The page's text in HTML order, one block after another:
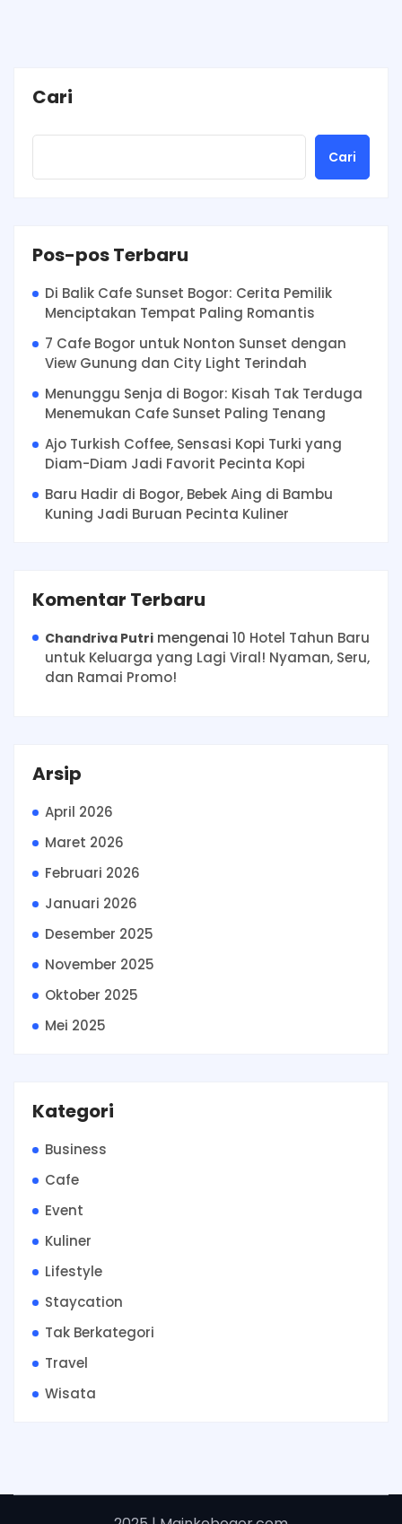
Cari
Cari
Pos-pos Terbaru
Di Balik Cafe Sunset Bogor: Cerita Pemilik
Menciptakan Tempat Paling Romantis
7 Cafe Bogor untuk Nonton Sunset dengan
View Gunung dan City Light Terindah
Menunggu Senja di Bogor: Kisah Tak Terduga
Menemukan Cafe Sunset Paling Tenang
Ajo Turkish Coffee, Sensasi Kopi Turki yang
Diam-Diam Jadi Favorit Pecinta Kopi
Baru Hadir di Bogor, Bebek Aing di Bambu
Kuning Jadi Buruan Pecinta Kuliner
Komentar Terbaru
Chandriva Putri mengenai 10 Hotel Tahun Baru
untuk Keluarga yang Lagi Viral! Nyaman, Seru,
dan Ramai Promo!
Arsip
April 2026
Maret 2026
Februari 2026
Januari 2026
Desember 2025
November 2025
Oktober 2025
Mei 2025
Kategori
Business
Cafe
Event
Kuliner
Lifestyle
Staycation
Tak Berkategori
Travel
Wisata